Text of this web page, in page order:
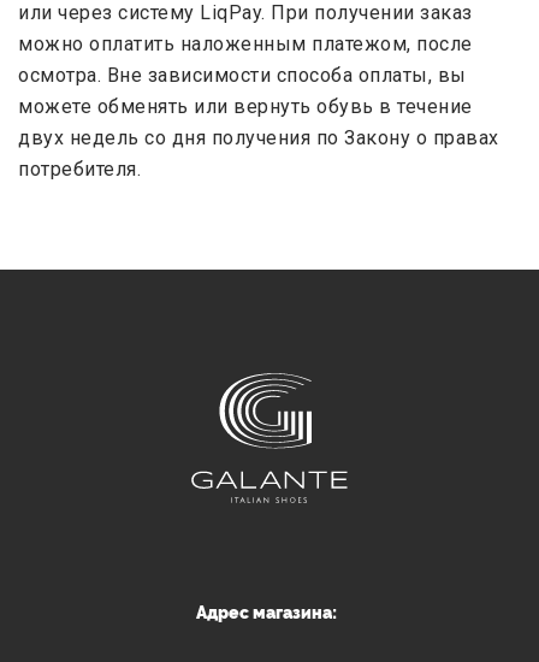
или через систему LiqPay. При получении заказ
можно оплатить наложенным платежом, после
осмотра. Вне зависимости способа оплаты, вы
можете обменять или вернуть обувь в течение
двух недель со дня получения по Закону о правах
потребителя.
Адрес магазина: